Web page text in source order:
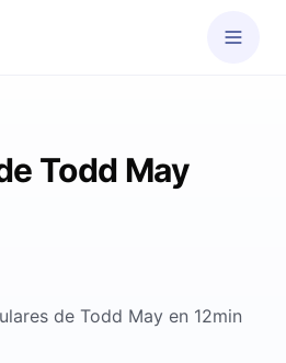
Todd May
de Todd May en 12min